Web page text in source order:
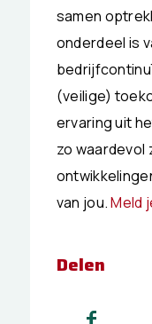
samen
onderdeel is
(veilige)
ervaring uit
zo waardevol
van jou.Meld
Delen